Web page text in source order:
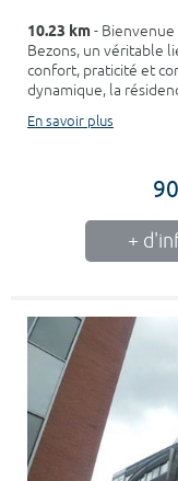
10.23 km- Bienvenue
Bezons, un véritable
confort, praticité et
dynamique, la
En savoir plus
+